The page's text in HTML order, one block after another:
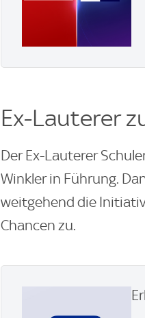
Ex-Lauterer
Der Ex-Lauterer
Winkler in Führung.
weitgehend die
Chancen zu.